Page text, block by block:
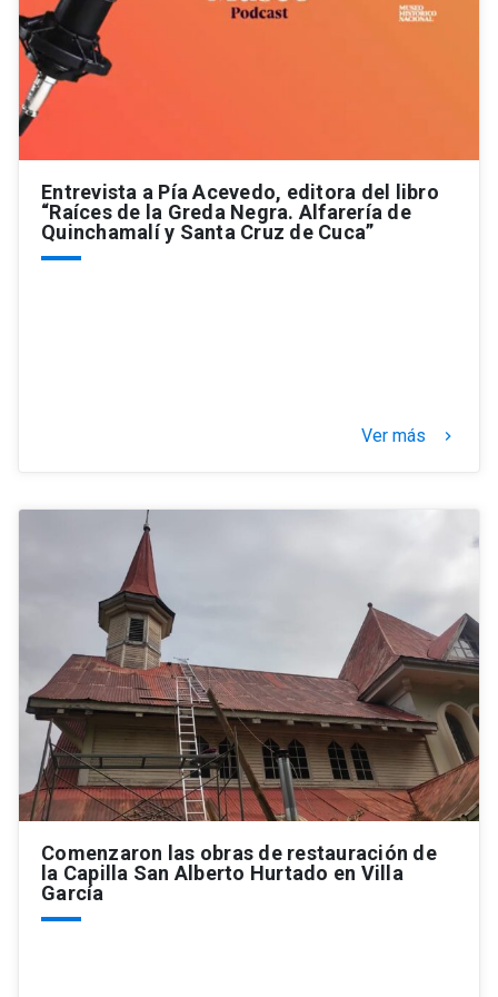
Entrevista a Pía Acevedo, editora del libro
“Raíces de la Greda Negra. Alfarería de
Quinchamalí y Santa Cruz de Cuca”
Ver más keyboard_arrow_right
Comenzaron las obras de restauración de
la Capilla San Alberto Hurtado en Villa
García